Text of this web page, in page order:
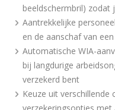
beeldschermbril)
Aantrekkelijke
en de aanschaf van
Automatische WIA-
bij langdurige
verzekerd bent
Keuze uit verschillende